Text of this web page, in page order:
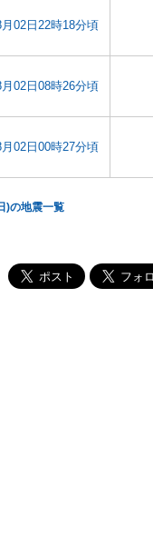
02日22時18分頃
02日08時26分頃
02日00時27分頃
)の地震一覧